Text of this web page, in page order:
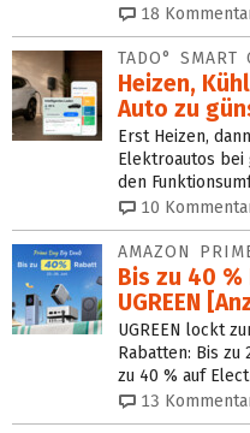
18
TADO° SMART
Heizen,
Auto zu
Erst Heizen,
Elektroautos bei
den
10
AMAZON
Bis zu 40
UGREEN
UGREEN lockt
Rabatten: Bis zu
zu 40 % auf
13